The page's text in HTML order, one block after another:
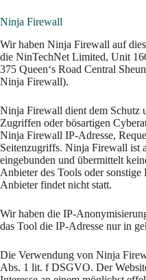
Ninja Firewall
Wir haben Ninja Firewall auf
die NinTechNet Limited, Unit
375 Queen‘s Road Central
Ninja Firewall).
Ninja Firewall dient dem Schutz
Zugriffen oder bösartigen
Ninja Firewall IP-Adresse,
Seitenzugriffs. Ninja Firewall ist
eingebunden und übermittelt
Anbieter des Tools oder
Anbieter findet nicht statt.
Wir haben die IP-
das Tool die IP-Adresse nur in
Die Verwendung von Ninja
Abs. 1 lit. f DSGVO. Der